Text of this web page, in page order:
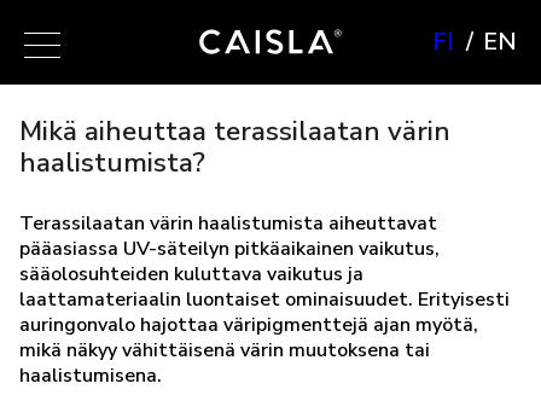
FI EN
Mikä aiheuttaa terassilaatan värin
haalistumista?
Terassilaatan värin haalistumista aiheuttavat
pääasiassa UV-säteilyn pitkäaikainen vaikutus,
sääolosuhteiden kuluttava vaikutus ja
laattamateriaalin luontaiset ominaisuudet. Erityisesti
auringonvalo hajottaa väripigmenttejä ajan myötä,
mikä näkyy vähittäisenä värin muutoksena tai
haalistumisena.